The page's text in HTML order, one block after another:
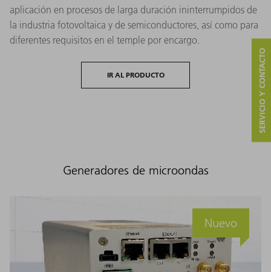
aplicación en procesos de larga duración ininterrumpidos de
la industria fotovoltaica y de semiconductores, así como para
diferentes requisitos en el temple por encargo.
IR AL PRODUCTO
Generadores de microondas
Nuevo
SERVICIO Y CONTACTO